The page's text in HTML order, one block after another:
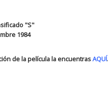
"S"
1984
de la película la encuentrasAQUÍ.